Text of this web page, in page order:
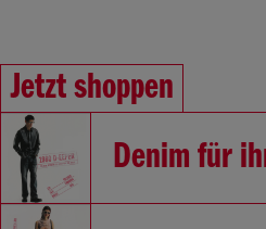
Jetzt shoppen
Denim für